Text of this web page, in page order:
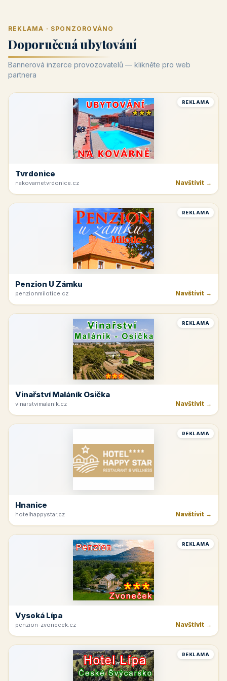
REKLAMA · SPONZOROVÁNO
Doporučená ubytování
Bannerová inzerce provozovatelů — klikněte pro web
partnera
REKLAMA
Tvrdonice
nakovarnetvrdonice.cz Navštívit →
REKLAMA
Penzion U Zámku
penzionmilotice.cz Navštívit →
REKLAMA
Vinařství Maláník Osička
vinarstvimalanik.cz Navštívit →
REKLAMA
Hnanice
hotelhappystar.cz Navštívit →
REKLAMA
Vysoká Lípa
penzion-zvonecek.cz Navštívit →
REKLAMA